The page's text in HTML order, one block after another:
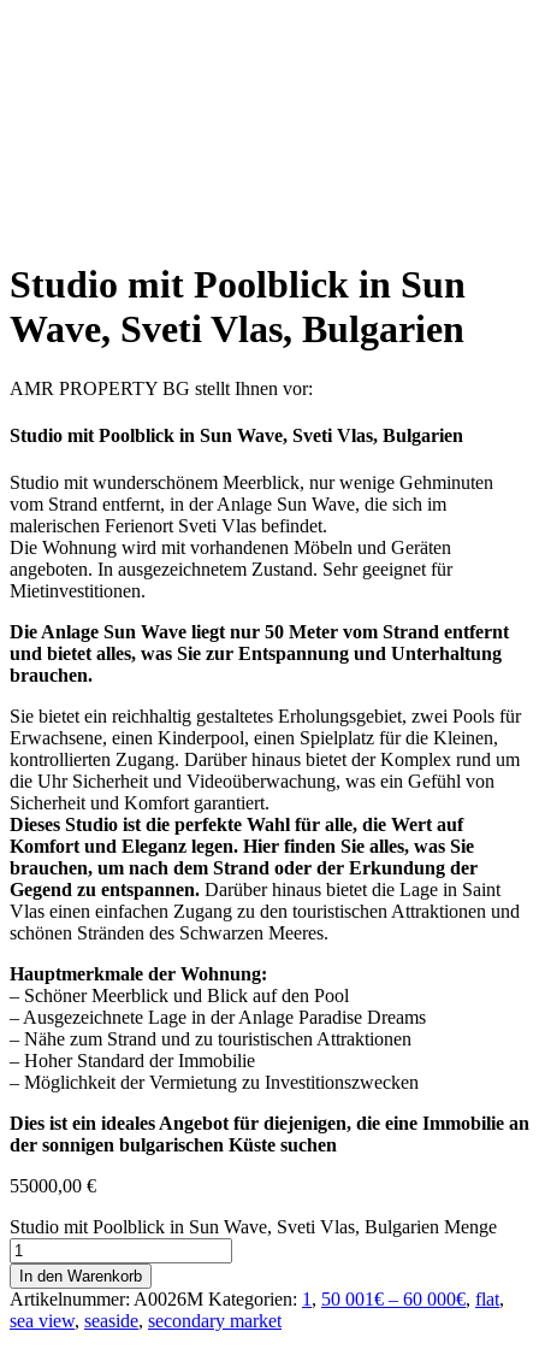
Studio mit Poolblick in Sun
Wave, Sveti Vlas, Bulgarien
AMR PROPERTY BG stellt Ihnen vor:
Studio mit Poolblick in Sun Wave, Sveti Vlas, Bulgarien
Studio mit wunderschönem Meerblick, nur wenige Gehminuten
vom Strand entfernt, in der Anlage Sun Wave, die sich im
malerischen Ferienort Sveti Vlas befindet.
Die Wohnung wird mit vorhandenen Möbeln und Geräten
angeboten. In ausgezeichnetem Zustand. Sehr geeignet für
Mietinvestitionen.
Die Anlage Sun Wave liegt nur 50 Meter vom Strand entfernt
und bietet alles, was Sie zur Entspannung und Unterhaltung
brauchen.
Sie bietet ein reichhaltig gestaltetes Erholungsgebiet, zwei Pools für
Erwachsene, einen Kinderpool, einen Spielplatz für die Kleinen,
kontrollierten Zugang. Darüber hinaus bietet der Komplex rund um
die Uhr Sicherheit und Videoüberwachung, was ein Gefühl von
Sicherheit und Komfort garantiert.
Dieses Studio ist die perfekte Wahl für alle, die Wert auf
Komfort und Eleganz legen. Hier finden Sie alles, was Sie
brauchen, um nach dem Strand oder der Erkundung der
Gegend zu entspannen. Darüber hinaus bietet die Lage in Saint
Vlas einen einfachen Zugang zu den touristischen Attraktionen und
schönen Stränden des Schwarzen Meeres.
Hauptmerkmale der Wohnung:
– Schöner Meerblick und Blick auf den Pool
– Ausgezeichnete Lage in der Anlage Paradise Dreams
– Nähe zum Strand und zu touristischen Attraktionen
– Hoher Standard der Immobilie
– Möglichkeit der Vermietung zu Investitionszwecken
Dies ist ein ideales Angebot für diejenigen, die eine Immobilie an
der sonnigen bulgarischen Küste suchen
55000,00 €
Studio mit Poolblick in Sun Wave, Sveti Vlas, Bulgarien Menge
In den Warenkorb
Artikelnummer: A0026M Kategorien: 1 , 50 001€ – 60 000€, flat,
sea view, seaside, secondary market